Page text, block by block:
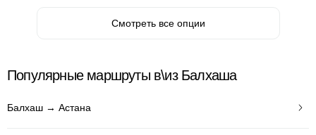
Смотреть все опции
Популярные маршруты в\из Балхаша
Балхаш → Астана